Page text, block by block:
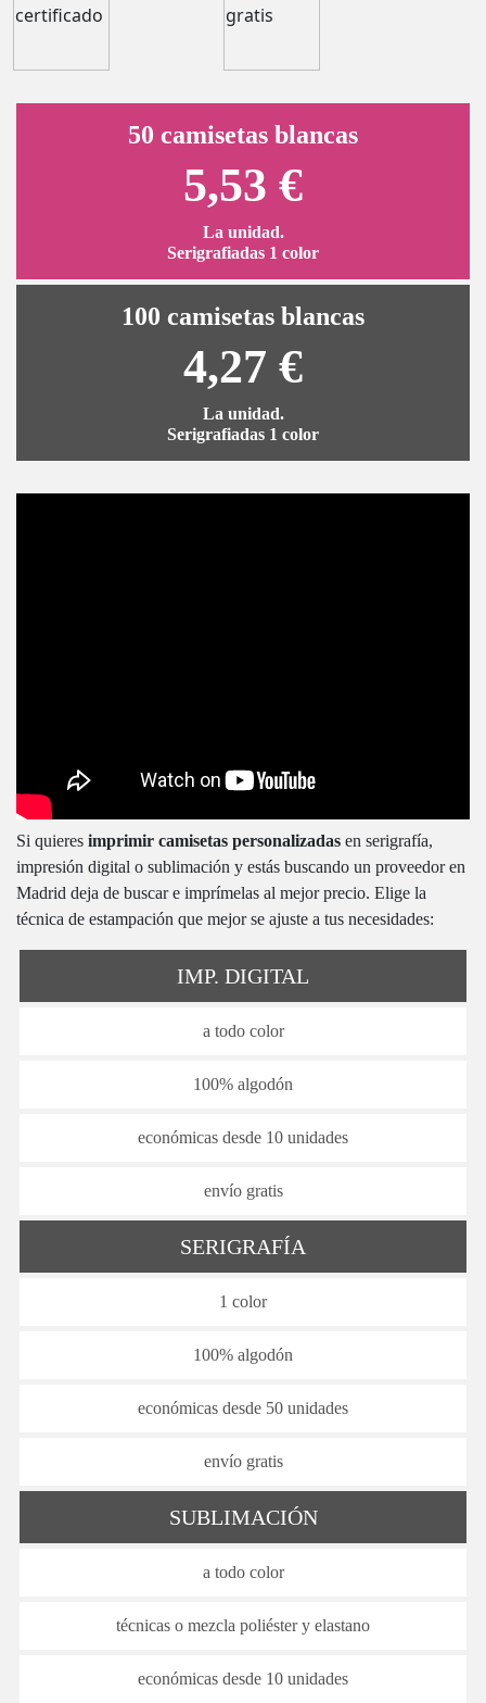
50 camisetas blancas
5,53 €
La unidad.
Serigrafiadas 1 color
100 camisetas blancas
4,27 €
La unidad.
Serigrafiadas 1 color
Si quieres imprimir camisetas personalizadas en serigrafía,
impresión digital o sublimación y estás buscando un proveedor en
Madrid deja de buscar e imprímelas al mejor precio. Elige la
técnica de estampación que mejor se ajuste a tus necesidades:
IMP. DIGITAL
a todo color
100% algodón
económicas desde 10 unidades
envío gratis
SERIGRAFÍA
1 color
100% algodón
económicas desde 50 unidades
envío gratis
SUBLIMACIÓN
a todo color
técnicas o mezcla poliéster y elastano
económicas desde 10 unidades